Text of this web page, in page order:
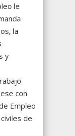
le
la
y
con
Empleo
de